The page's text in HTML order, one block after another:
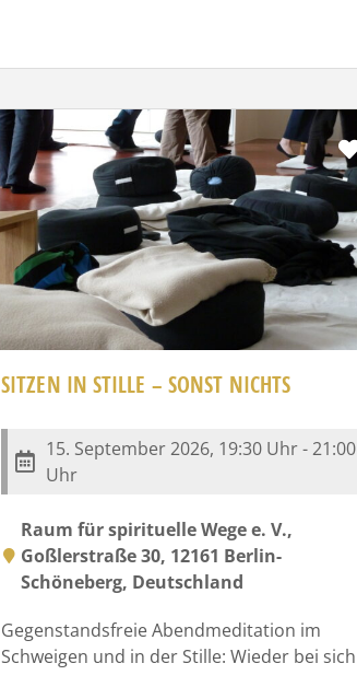
SITZEN IN STILLE – SONST NICHTS
15. September 2026, 19:30 Uhr - 21:00
Uhr
Raum für spirituelle Wege e. V.,
Goßlerstraße 30, 12161 Berlin-
Schöneberg, Deutschland
Gegenstandsfreie Abendmeditation im
Schweigen und in der Stille: Wieder bei sich